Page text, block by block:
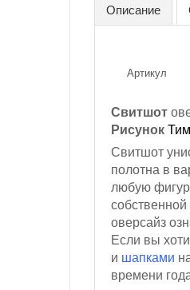
Описание
Артикул
Свитшот
Рисунок
Свитшот
полотна в
любую
оверсайз
Если вы
и шапками
времени